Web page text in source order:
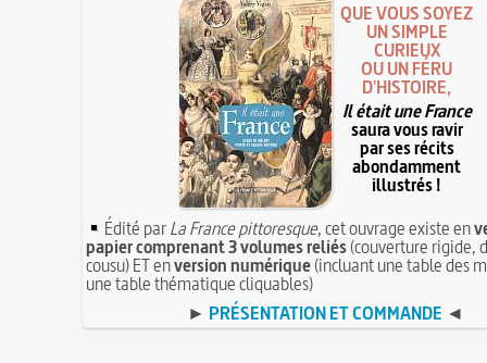
QUE VOUS SOYEZ
UN SIMPLE
CURIEUX
OU UN FÉRU
D'HISTOIRE,
Il était une France
saura vous ravir
par ses récits
abondamment
illustrés !
Édité parLa France pittoresque, cet ouvrage existe en
papier comprenant 3 volumes reliés(couverture rigide,
cousu) ET enversion numérique(incluant une table des
une table thématique cliquables)
► PRÉSENTATION ET COMMANDE ◄